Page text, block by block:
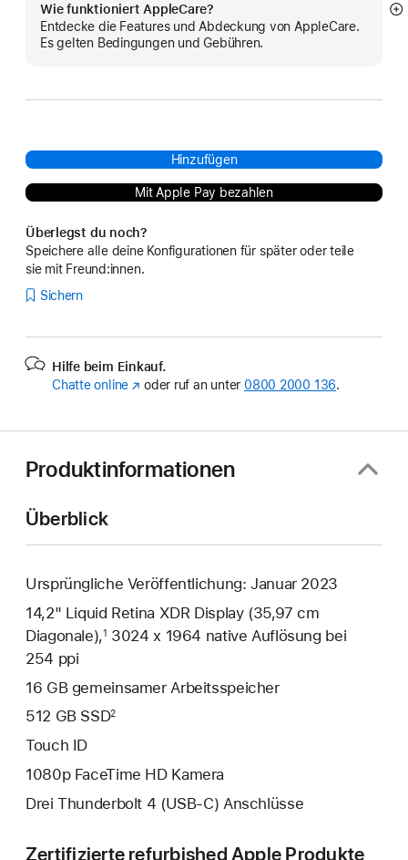
Wie funktioniert AppleCare?
Entdecke die Features und Abdeckung von AppleCare.
Es gelten Bedingungen und Gebühren.
Hinzufügen
Mit Apple Pay bezahlen
Überlegst du noch?
Speichere alle deine Konfigurationen für später oder teile
sie mit Freund:innen.
Sichern
Hilfe beim Einkauf.
Chatte online (Öffnet
oder ruf an unter 0800 2000 136.
Produktinformationen
Überblick
Ursprüngliche Veröffentlichung: Januar 2023
14,2" Liquid Retina XDR Display (35,97 cm
Diagonale),1 3024 x 1964 native Auflösung bei
254 ppi
16 GB gemeinsamer Arbeitsspeicher
512 GB SSD2
Touch ID
1080p FaceTime HD Kamera
Drei Thunderbolt 4 (USB‑C) Anschlüsse
Zertifizierte refurbished Apple Produkte